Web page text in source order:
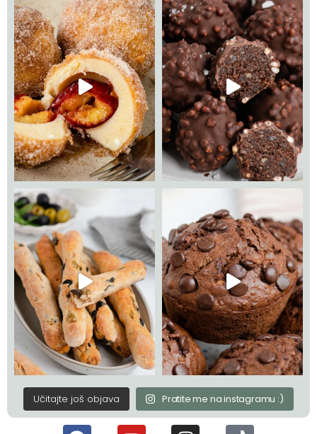
Učitajte još objava Pratite me na instagramu :)